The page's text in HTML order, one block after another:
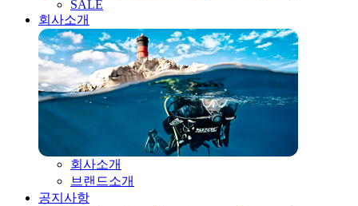
SALE
회사소개
회사소개
브랜드소개
공지사항